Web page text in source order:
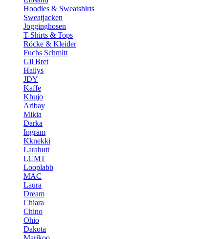
Hoodies & Sweatshirts
Sweatjacken
Jogginghosen
T-Shirts & Tops
Röcke & Kleider
Fuchs Schmitt
Gil Bret
Hailys
JDY
Kaffe
Khujo
Aribay
Mikia
Darka
Ingram
Kknekki
Larahutt
LCMT
Looplabb
MAC
Laura
Dream
Chiara
Chino
Ohio
Dakota